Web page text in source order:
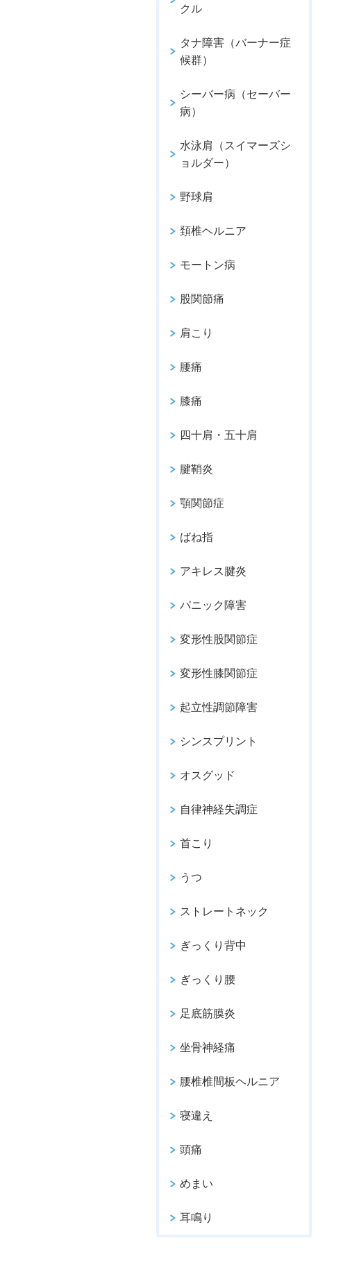
クル
タナ障害（バーナー症
候群）
シーバー病（セーバー
病）
水泳肩（スイマーズシ
ョルダー）
野球肩
頚椎ヘルニア
モートン病
股関節痛
肩こり
腰痛
膝痛
四十肩・五十肩
腱鞘炎
顎関節症
ばね指
アキレス腱炎
パニック障害
変形性股関節症
変形性膝関節症
起立性調節障害
シンスプリント
オスグッド
自律神経失調症
首こり
うつ
ストレートネック
ぎっくり背中
ぎっくり腰
足底筋膜炎
坐骨神経痛
腰椎椎間板ヘルニア
寝違え
頭痛
めまい
耳鳴り